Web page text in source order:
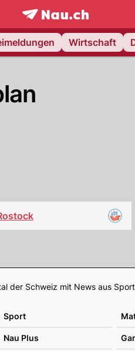
frontpage.NAU.ch
Wirtschaft
Footer
der Schweiz mit News aus
Sport
Nau Plus